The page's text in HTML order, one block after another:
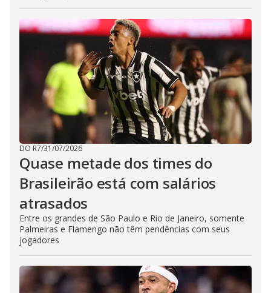
DO R7/31/07/2026
Quase metade dos times do
Brasileirão está com salários
atrasados
Entre os grandes de São Paulo e Rio de Janeiro, somente
Palmeiras e Flamengo não têm pendências com seus
jogadores